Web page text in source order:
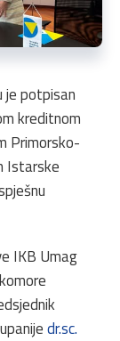
je potpisan
kreditnom
Primorsko-
Istarske
IKB Umag
dr.sc.